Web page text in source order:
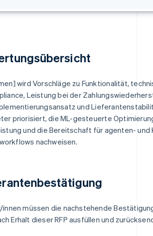
wird Vorschläge zu Funktionalität,
Leistung bei der
und
priorisiert, die ML-gesteuerte
und die Bereitschaft für agenten- und
nachweisen.
innen müssen die nachstehende
Erhalt dieser RFP ausfüllen und